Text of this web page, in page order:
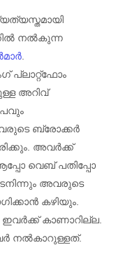
നൽകുന്ന
പ്ലാറ്റ്ഫോം
അറിവ്
ബ്രോക്കർ
അവർക്ക്
വെബ് പതിപ്പോ
അവരുടെ
കഴിയും.
കാണാറില്ല.
നൽകാറുള്ളത്.